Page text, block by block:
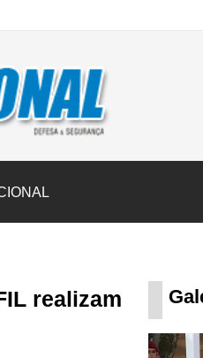
Rio Grande do Sul na maior
realizam